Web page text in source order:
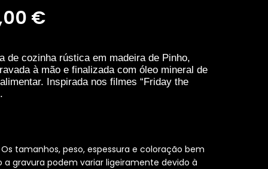
€
de cozinha rústica em madeira de Pinho,
à mão e finalizada com óleo mineral de
Inspirada nos filmes “Friday the
tamanhos, peso, espessura e coloração bem
a gravura podem variar ligeiramente devido à